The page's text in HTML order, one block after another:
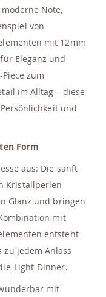
Note,
von
mit 12mm
Eleganz und
zum
im Alltag – diese
und
Form
aus: Die sanft
Kristallperlen
Glanz und bringen
mit
entsteht
zu jedem Anlass
Light-Dinner.
mit